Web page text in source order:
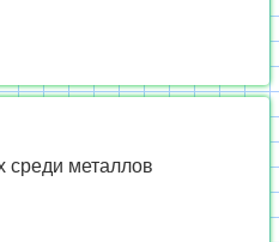
среди металлов